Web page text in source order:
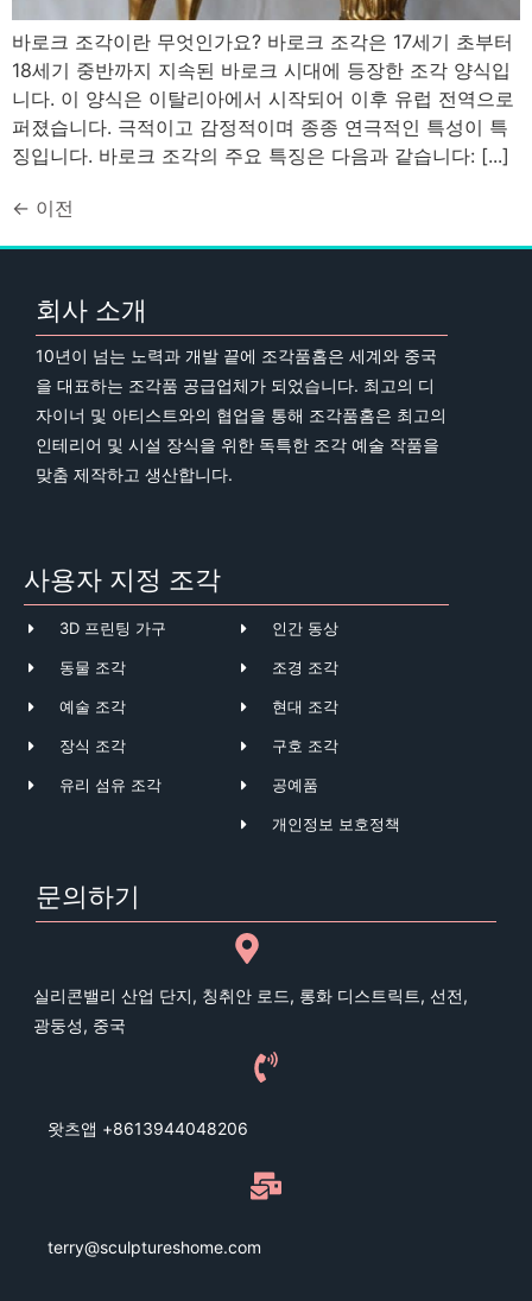
바로크 조각이란 무엇인가요? 바로크 조각은 17세기 초부터
18세기 중반까지 지속된 바로크 시대에 등장한 조각 양식입
니다. 이 양식은 이탈리아에서 시작되어 이후 유럽 전역으로
퍼졌습니다. 극적이고 감정적이며 종종 연극적인 특성이 특
징입니다. 바로크 조각의 주요 특징은 다음과 같습니다: [...]
← 이전
회사 소개
10년이 넘는 노력과 개발 끝에 조각품홈은 세계와 중국
을 대표하는 조각품 공급업체가 되었습니다. 최고의 디
자이너 및 아티스트와의 협업을 통해 조각품홈은 최고의
인테리어 및 시설 장식을 위한 독특한 조각 예술 작품을
맞춤 제작하고 생산합니다.
사용자 지정 조각
3D 프린팅 가구
동물 조각
예술 조각
장식 조각
유리 섬유 조각
인간 동상
조경 조각
현대 조각
구호 조각
공예품
개인정보 보호정책
문의하기
실리콘밸리 산업 단지, 칭취안 로드, 롱화 디스트릭트, 선전,
광둥성, 중국
왓츠앱 +8613944048206
terry@sculptureshome.com